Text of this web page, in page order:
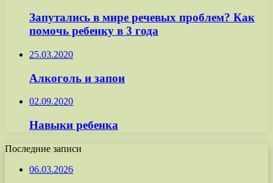
Запутались в мире речевых проблем? Как
помочь ребенку в 3 года
25.03.2020
Алкоголь и запои
02.09.2020
Навыки ребенка
Последние записи
06.03.2026